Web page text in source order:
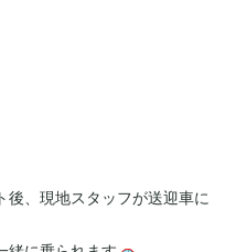
後、現地スタッフが送迎車に